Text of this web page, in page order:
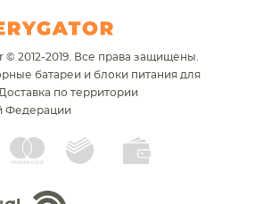
© 2012-2019. Все права защищены.
батареи и блоки питания для
Доставка по территории
Федерации